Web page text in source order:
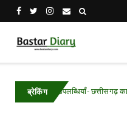
ब्रेकिंग
की उपलब्धियाँ- छत्तीसगढ़ का श्रमिक